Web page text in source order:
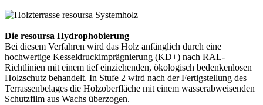
Die resoursa Hydrophobierung
Bei diesem Verfahren wird das Holz anfänglich durch eine
hochwertige Kesseldruckimprägnierung (KD+) nach RAL-
Richtlinien mit einem tief einziehenden, ökologisch bedenkenlosen
Holzschutz behandelt. In Stufe 2 wird nach der Fertigstellung des
Terrassenbelages die Holzoberfläche mit einem wasserabweisenden
Schutzfilm aus Wachs überzogen.